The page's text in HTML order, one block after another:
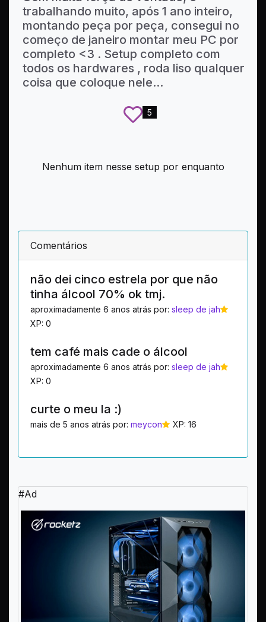
trabalhando muito, após 1 ano inteiro,
montando peça por peça, consegui no
começo de janeiro montar meu PC por
completo <3 . Setup completo com
todos os hardwares , roda liso qualquer
coisa que coloque nele...
5
Nenhum item nesse setup por enquanto
Comentários
não dei cinco estrela por que não
tinha álcool 70% ok tmj.
aproximadamente 6 anos atrás por: sleep de jah
XP: 0
tem café mais cade o álcool
aproximadamente 6 anos atrás por: sleep de jah
XP: 0
curte o meu la :)
mais de 5 anos atrás por: meycon XP: 16
#Ad